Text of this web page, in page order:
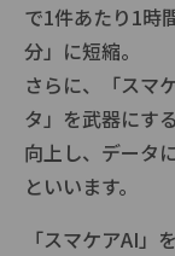
で1件あたり1時
分」に短縮。
さらに、「スマ
タ」を武器にす
向上し、データ
といいます。
「スマケアAI」